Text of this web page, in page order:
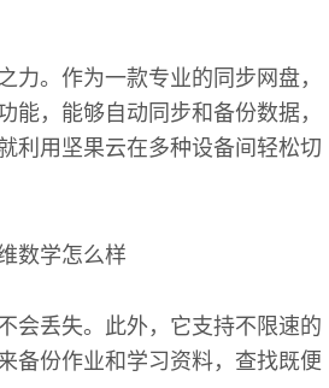
。作为一款专业的同步网盘，
，能够自动同步和备份数据，
利用坚果云在多种设备间轻松切
会丢失。此外，它支持不限速的
备份作业和学习资料，查找既便